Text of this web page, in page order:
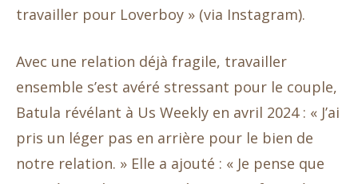
travailler pour Loverboy » (via Instagram).
Avec une relation déjà fragile, travailler
ensemble s’est avéré stressant pour le couple,
Batula révélant à Us Weekly en avril 2024 : « J’ai
pris un léger pas en arrière pour le bien de
notre relation. » Elle a ajouté : « Je pense que